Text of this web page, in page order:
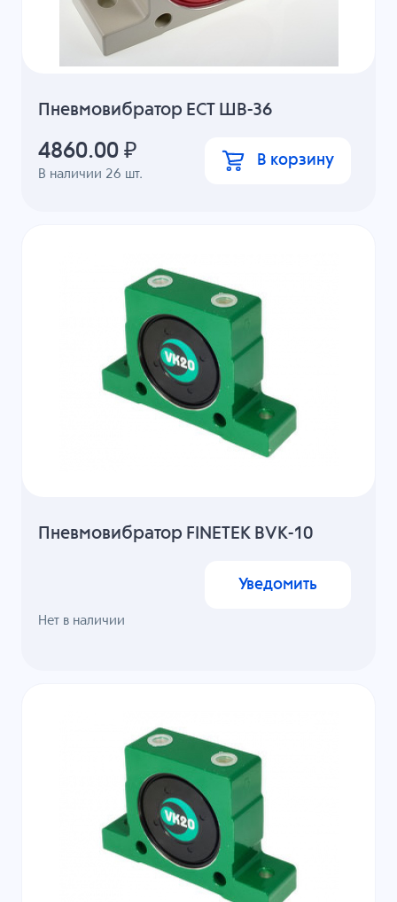
Пневмовибратор ECT ШВ-36
В наличии 26 шт.
4860.00 ₽ В корзину
Пневмовибратор FINETEK BVK-10
Нет в наличии
Уведомить